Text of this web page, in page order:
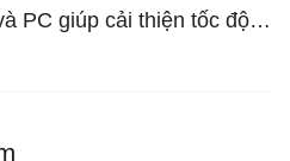
PC giúp cải thiện tốc độ
nào?